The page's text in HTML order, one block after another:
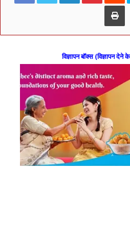
विज्ञापन बॉक्स (विज्ञापन